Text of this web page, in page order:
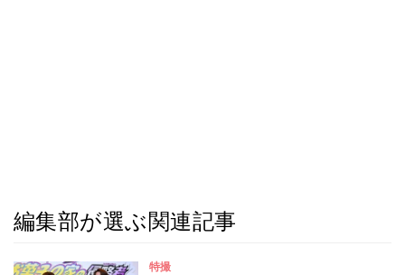
編集部が選ぶ関連記事
特撮